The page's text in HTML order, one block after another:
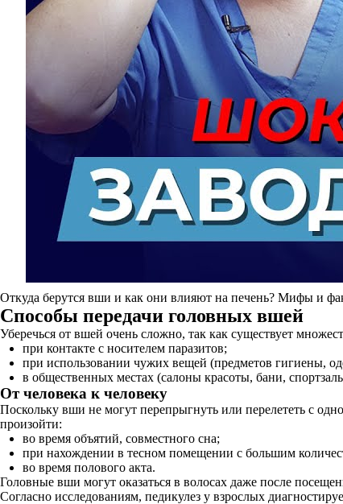
Откуда берутся вши и как они влияют на печень? Мифы и
Способы передачи головных вшей
Уберечься от вшей очень сложно, так как существует
при контакте с носителем паразитов;
при использовании чужих вещей (предметов гигиены,
в общественных местах (салоны красоты, бани,
От человека к человеку
Поскольку вши не могут перепрыгнуть или перелететь с
произойти:
во время объятий, совместного сна;
при нахождении в тесном помещении с большим
во время полового акта.
Головные вши могут оказаться в волосах даже после
Согласно исследованиям, педикулез у взрослых